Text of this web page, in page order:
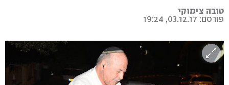
טובה צימוקי
פורסם: 03.12.17, 19:24